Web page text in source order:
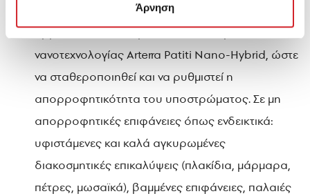
Άρνηση
τσιμεντοσανίδες κ.α. απαιτείται η εφαρμογή του
υβριδικού, πολυουρεθανικού ασταριού
νανοτεχνολογίας Arterra Patiti Nano-Hybrid, ώστε
να σταθεροποιηθεί και να ρυθμιστεί η
απορροφητικότητα του υποστρώματος. Σε μη
απορροφητικές επιφάνειες όπως ενδεικτικά:
υφιστάμενες και καλά αγκυρωμένες
διακοσμητικές επικαλύψεις (πλακίδια, μάρμαρα,
πέτρες, μωσαϊκά), βαμμένες επιφάνειες, παλαιές